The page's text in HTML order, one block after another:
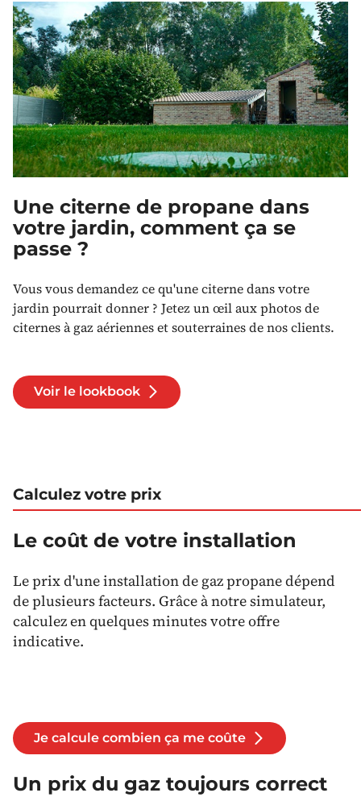
Une citerne de propane dans
votre jardin, comment ça se
passe ?
Vous vous demandez ce qu'une citerne dans votre
jardin pourrait donner ? Jetez un œil aux photos de
citernes à gaz aériennes et souterraines de nos clients.
Voir le lookbook
Calculez votre prix
Le coût de votre installation
Le prix d'une installation de gaz propane dépend
de plusieurs facteurs. Grâce à notre simulateur,
calculez en quelques minutes votre offre
indicative.
Je calcule combien ça me coûte
Un prix du gaz toujours correct